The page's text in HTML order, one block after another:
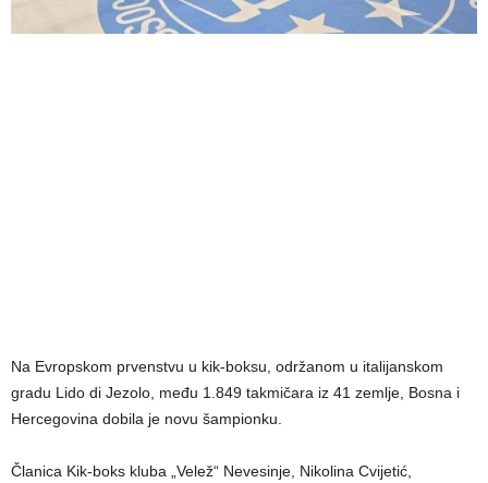
Na Evropskom prvenstvu u kik-boksu, održanom u italijanskom
gradu Lido di Jezolo, među 1.849 takmičara iz 41 zemlje, Bosna i
Hercegovina dobila je novu šampionku.
Članica Kik-boks kluba „Velež“ Nevesinje, Nikolina Cvijetić,